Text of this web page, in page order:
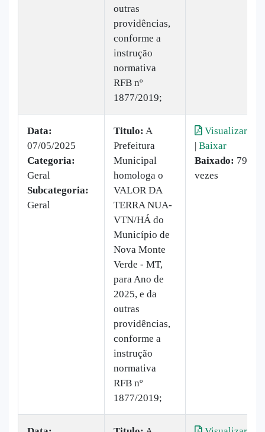
outras
providências,
conforme a
instrução
normativa
RFB nº
1877/2019;
Data:
07/05/2025
Categoria:
Geral
Subcategoria:
Geral
Titulo: A
Prefeitura
Municipal
homologa o
VALOR DA
TERRA NUA-
VTN/HÁ do
Município de
Nova Monte
Verde - MT,
para Ano de
2025, e da
outras
providências,
conforme a
instrução
normativa
RFB nº
1877/2019;
Visualizar
| Baixar
Baixado: 79
vezes